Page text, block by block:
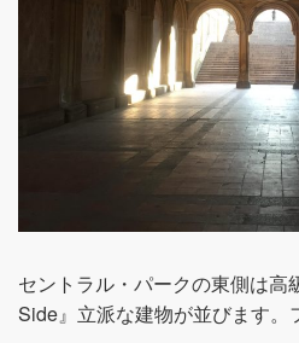
セントラル・パークの東側は高
Side』立派な建物が並びます。